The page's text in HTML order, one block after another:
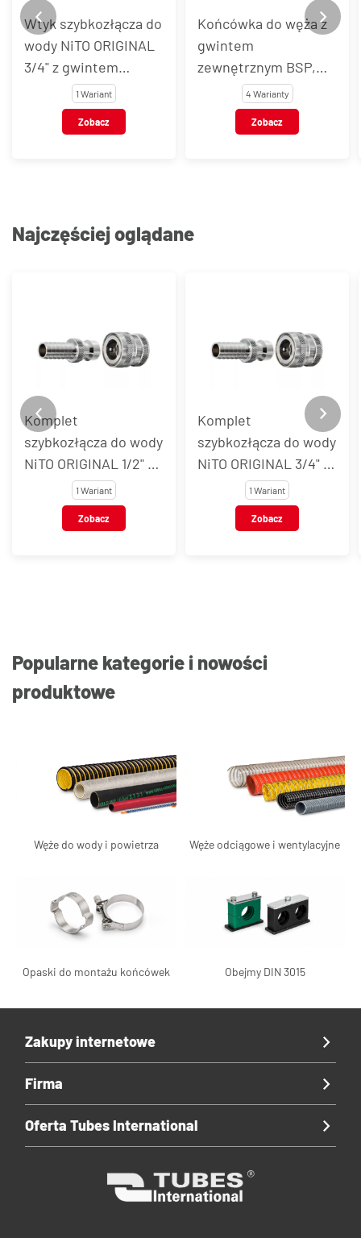
Wtyk szybkozłącza do
wody NiTO ORIGINAL
3/4" z gwintem
zewnętrznym BSP, do
pistoletu, mosiądz
chromowany
1 Wariant
Zobacz
Końcówka do węża z
gwintem
zewnętrznym BSP,
mosiądz chromowany
4 Warianty
Zobacz
Najczęściej oglądane
Komplet
szybkozłącza do wody
NiTO ORIGINAL 1/2" z
gwintem
wewnętrznym BSP i
końcówką do węża,
1 Wariant
Zobacz
Komplet
szybkozłącza do wody
NiTO ORIGINAL 3/4" z
gwintem
wewnętrznym BSP i
końcówką do węża,
1 Wariant
Zobacz
Popularne kategorie i nowości
produktowe
Węże do wody i powietrza Węże odciągowe i wentylacyjne
Opaski do montażu końcówek Obejmy DIN 3015
Zakupy internetowe
Firma
Oferta Tubes International